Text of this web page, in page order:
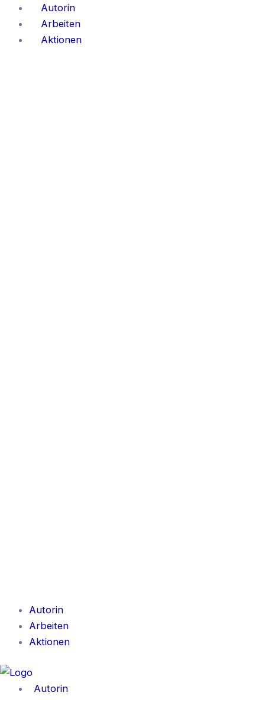
Zum
Inhalt
springen
Autorin
Arbeiten
Aktionen
Autorin
Arbeiten
Aktionen
Autorin